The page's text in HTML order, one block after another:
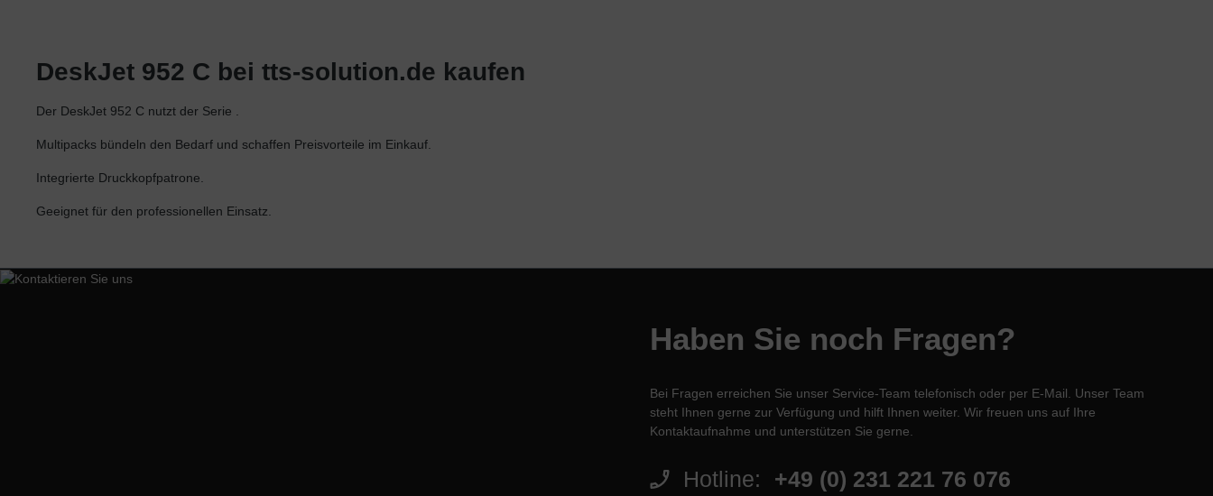
DeskJet 952 C bei tts-solution.de kaufen
Der DeskJet 952 C nutzt der Serie .
Multipacks bündeln den Bedarf und schaffen Preisvorteile im Einkauf.
Integrierte Druckkopfpatrone.
Geeignet für den professionellen Einsatz.
Haben Sie noch Fragen?
Bei Fragen erreichen Sie unser Service-Team telefonisch oder per E-Mail. Unser Team
steht Ihnen gerne zur Verfügung und hilft Ihnen weiter. Wir freuen uns auf Ihre
Kontaktaufnahme und unterstützen Sie gerne.
Hotline: +49 (0) 231 221 76 076